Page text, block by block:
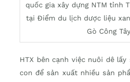
quốc gia xây dựng NTM tỉnh
tại Điểm du lịch dược liệu
Gò Công
HTX bên cạnh việc nuôi dê
con để sản xuất nhiều sản